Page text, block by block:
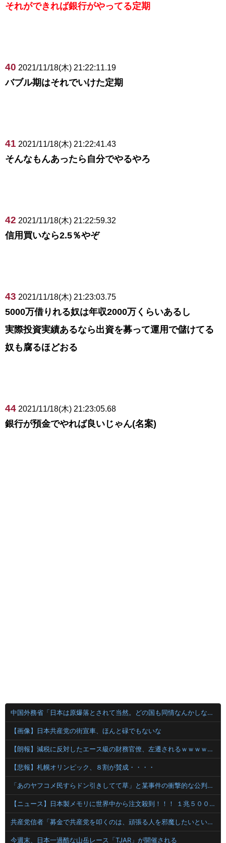
それができれば銀行がやってる定期
40 2021/11/18(木) 21:22:11.19
バブル期はそれでいけた定期
41 2021/11/18(木) 21:22:41.43
そんなもんあったら自分でやるやろ
42 2021/11/18(木) 21:22:59.32
信用買いなら2.5％やぞ
43 2021/11/18(木) 21:23:03.75
5000万借りれる奴は年収2000万くらいあるし
実際投資実績あるなら出資を募って運用で儲けてる
奴も腐るほどおる
44 2021/11/18(木) 21:23:05.68
銀行が預金でやれば良いじゃん(名案)
中国外務省「日本は原爆落とされて当然。どの国も同情なんかしない」
【画像】日本共産党の街宣車、ほんと碌でもないな
【朗報】減税に反対したエース級の財務官僚、左遷されるｗｗｗｗｗｗ
【悲報】札幌オリンピック、８割が賛成・・・・
「あのヤフコメ民すらドン引きしてて草」と某事件の衝撃的な公判が話題に、なんか変な力が働いてんのかってくらい……
【ニュース】日本製メモリに世界中から注文殺到！！！ １兆５０００億円で工場増築へ
共産党信者「募金で共産党を叩くのは、頑張る人を邪魔したいという日本人らしい薄暗い欲望のせい」
今週末、日本一過酷な山岳レース「TJAR」が開催される